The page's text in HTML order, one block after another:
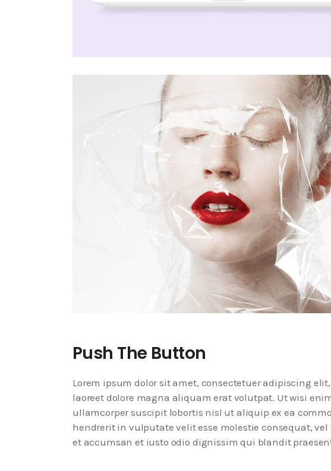
Push The Button
Lorem ipsum dolor sit amet, consectetuer adipiscing
laoreet dolore magna aliquam erat volutpat. Ut wisi
ullamcorper suscipit lobortis nisl ut aliquip ex ea
hendrerit in vulputate velit esse molestie consequat,
et accumsan et iusto odio dignissim qui blandit